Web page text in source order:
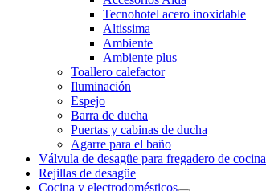
Tecnohotel acero inoxidable
Altissima
Ambiente
Ambiente plus
Toallero calefactor
Iluminación
Espejo
Barra de ducha
Puertas y cabinas de ducha
Agarre para el baño
Válvula de desagüe para fregadero de cocina
Rejillas de desagüe
Cocina y electrodomésticos